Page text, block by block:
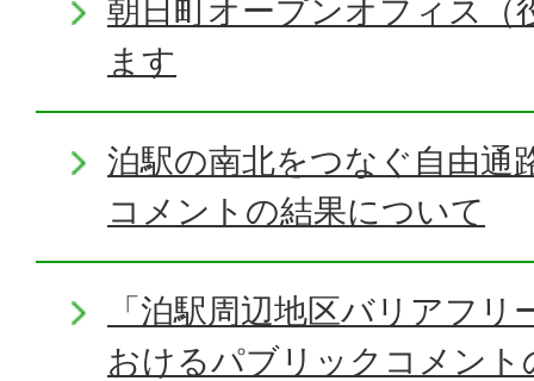
朝日町オープンオフィス（
ます
泊駅の南北をつなぐ自由通
コメントの結果について
「泊駅周辺地区バリアフ
おけるパブリックコメント